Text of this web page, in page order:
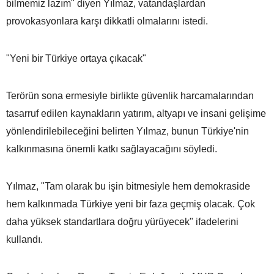
bilmemiz lazım" diyen Yılmaz, vatandaşlardan
provokasyonlara karşı dikkatli olmalarını istedi.
"Yeni bir Türkiye ortaya çıkacak"
Terörün sona ermesiyle birlikte güvenlik harcamalarından
tasarruf edilen kaynakların yatırım, altyapı ve insani gelişime
yönlendirilebileceğini belirten Yılmaz, bunun Türkiye'nin
kalkınmasına önemli katkı sağlayacağını söyledi.
Yılmaz, "Tam olarak bu işin bitmesiyle hem demokraside
hem kalkınmada Türkiye yeni bir faza geçmiş olacak. Çok
daha yüksek standartlara doğru yürüyecek" ifadelerini
kullandı.